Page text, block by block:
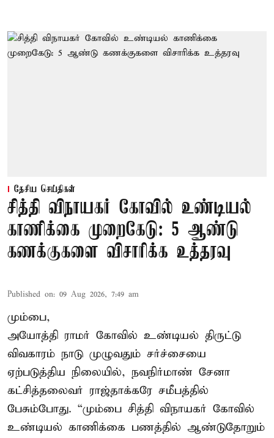
தேசிய செய்திகள்
சித்தி விநாயகர் கோவில் உண்டியல்
காணிக்கை முறைகேடு: 5 ஆண்டு
கணக்குகளை விசாரிக்க உத்தரவு
Published on: 09 Aug 2026, 7:49 am
மும்பை,
அயோத்தி ராமர் கோவில் உண்டியல் திருட்டு
விவகாரம் நாடு முழுவதும் சர்ச்சையை
ஏற்படுத்திய நிலையில், நவநிர்மாண் சேனா
கட்சித்தலைவர் ராஜ்தாக்கரே சமீபத்தில்
பேசும்போது. “மும்பை சித்தி விநாயகர் கோவில்
உண்டியல் காணிக்கை பணத்தில் ஆண்டுதோறும்